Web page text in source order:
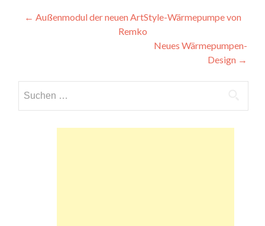
Beitragsnavigation
← Außenmodul der neuen ArtStyle-Wärmepumpe von
Remko
Neues Wärmepumpen-
Design →
nach: